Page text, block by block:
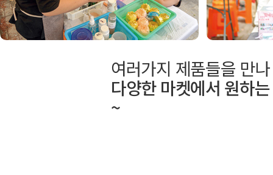
여러가지 제품들을 만
다양한 마켓에서 원하
~